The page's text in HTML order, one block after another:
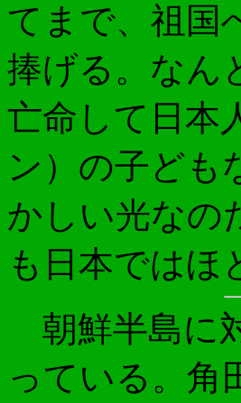
てまで、祖国
捧げる。なん
亡命して日本
ン）の子ども
かしい光なの
も日本ではほ
朝鮮半島に
っている。角